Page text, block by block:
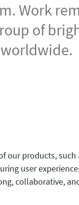
Work
of
our products, such
user
collaborative,